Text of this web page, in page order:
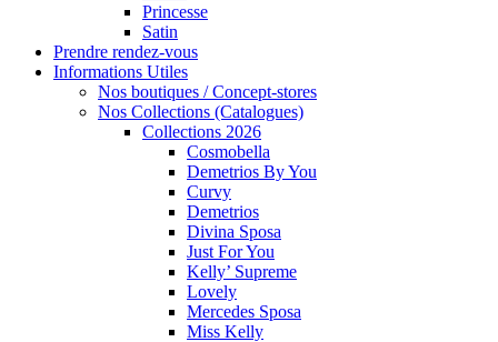
Princesse
Satin
Prendre rendez-vous
Informations Utiles
Nos boutiques / Concept-stores
Nos Collections (Catalogues)
Collections 2026
Cosmobella
Demetrios By You
Curvy
Demetrios
Divina Sposa
Just For You
Kelly’ Supreme
Lovely
Mercedes Sposa
Miss Kelly